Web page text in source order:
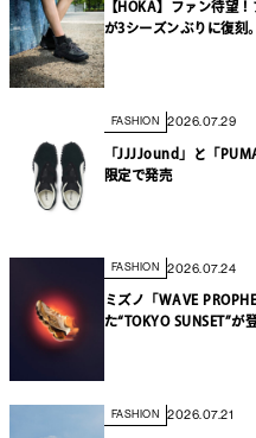
【HOKA】ファン待望
が3シーズンぶりに復刻
FASHION 2026.07.29
「JJJJound」と「
限定で発売
FASHION 2026.07.24
ミズノ「WAVE
た“TOKYO SUNSET”が
FASHION 2026.07.21